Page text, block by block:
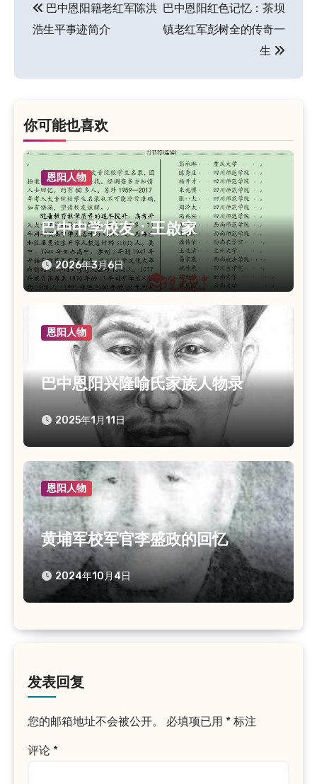
文
章
航
巴中恩阳籍老红军陈洪
浩生平事迹简介
巴中恩阳红色记忆：茶坝
镇老红军彭树全的传奇一
生
你可能也喜欢
恩阳人物
巴中中学校友：王啟家
2026年3月6日
恩阳人物
巴中恩阳兴隆喻氏家族人物录
2025年1月11日
恩阳人物
黄埔军校军官李盛政的回忆
2024年10月4日
发表回复
您的邮箱地址不会被公开。 必填项已用 * 标注
评论 *